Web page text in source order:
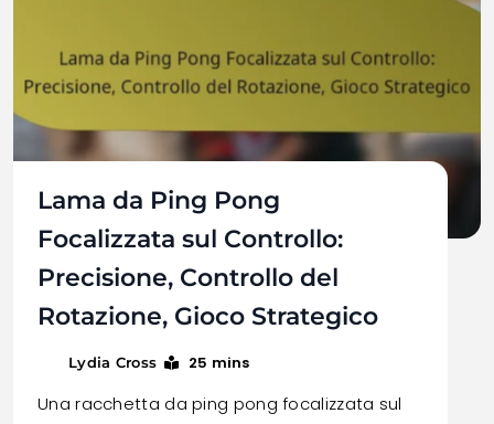
Lama da Ping Pong
Focalizzata sul Controllo:
Precisione, Controllo del
Rotazione, Gioco Strategico
Lydia Cross 25 mins
Una racchetta da ping pong focalizzata sul